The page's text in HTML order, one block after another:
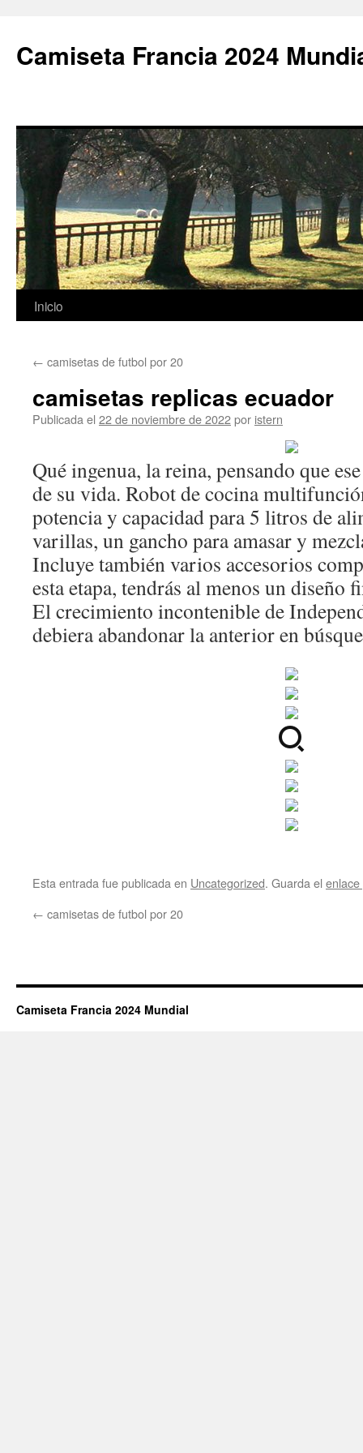
Camiseta Francia 2024
Saltar
contenido
Inicio
← camisetas de futbol por 20
camisetas replicas ecuador
Publicada el 22 de noviembre de 2022por istern
Qué ingenua, la reina, pensando que
de su vida. Robot de cocina
potencia y capacidad para 5 litros de
varillas, un gancho para amasar y
Incluye también varios accesorios
esta etapa, tendrás al menos un diseño
El crecimiento incontenible de
debiera abandonar la anterior en
Esta entrada fue publicada en Uncategorized. Guarda el
← camisetas de futbol por 20
Camiseta Francia 2024 Mundial